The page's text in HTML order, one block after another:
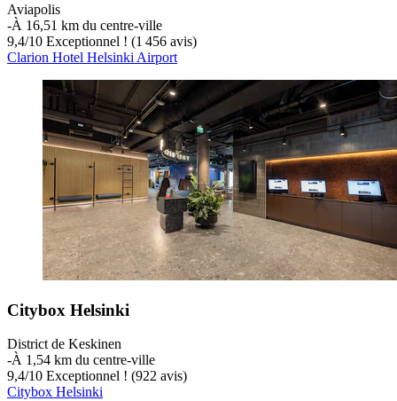
Aviapolis
‐À 16,51 km du centre-ville
9,4/10 Exceptionnel ! (1 456 avis)
Clarion Hotel Helsinki Airport
Citybox Helsinki
District de Keskinen
‐À 1,54 km du centre-ville
9,4/10 Exceptionnel ! (922 avis)
Citybox Helsinki